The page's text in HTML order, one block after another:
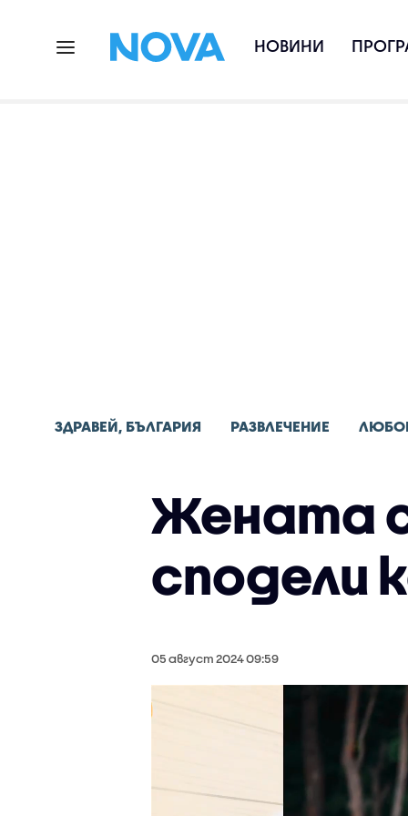
НОВИНИ
ЗДРАВЕЙ, БЪЛГАРИЯ РАЗВЛЕЧЕНИЕ
Жената
сподели
05 август 2024 09:59